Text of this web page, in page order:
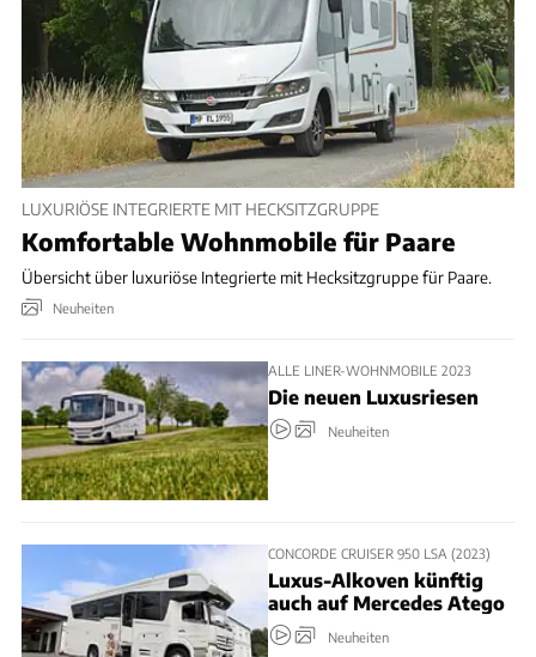
LUXURIÖSE INTEGRIERTE MIT HECKSITZGRUPPE
Komfortable Wohnmobile für Paare
Übersicht über luxuriöse Integrierte mit Hecksitzgruppe für Paare.
Neuheiten
ALLE LINER-WOHNMOBILE 2023
Die neuen Luxusriesen
Neuheiten
CONCORDE CRUISER 950 LSA (2023)
Luxus-Alkoven künftig
auch auf Mercedes Atego
Neuheiten